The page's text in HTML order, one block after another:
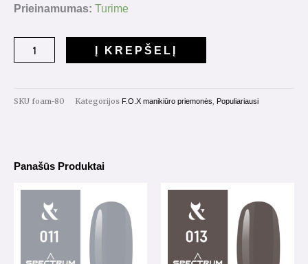
Prieinamumas: Turime
produkto
Foam
Į KREPŠELĮ
SKU foam-80 Kategorijos F.O.X manikiūro priemonės, Populiariausi
Panašūs Produktai